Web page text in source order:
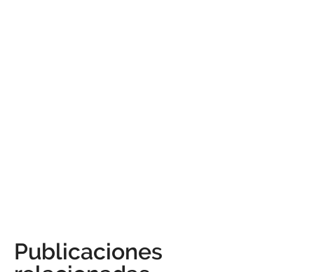
Publicaciones